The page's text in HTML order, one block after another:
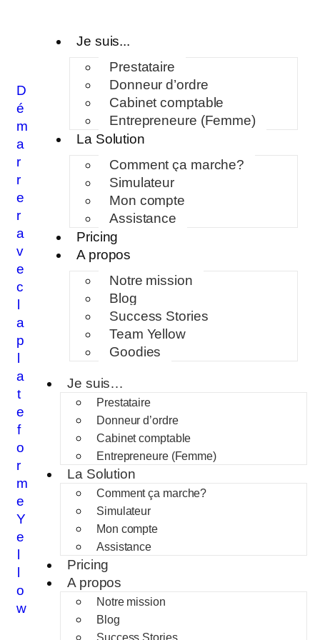
Je suis...
Prestataire
Donneur d’ordre
Cabinet comptable
Entrepreneure (Femme)
La Solution
Comment ça marche?
Simulateur
Mon compte
Assistance
Pricing
A propos
Notre mission
Blog
Success Stories
Team Yellow
Goodies
Je suis…
Prestataire
Donneur d’ordre
Cabinet comptable
Entrepreneure (Femme)
La Solution
Comment ça marche?
Simulateur
Mon compte
Assistance
Pricing
A propos
Notre mission
Blog
Success Stories
D
é
m
a
r
r
e
r
a
v
e
c
a
p
a
t
e
f
o
r
m
e
Y
e
o
w